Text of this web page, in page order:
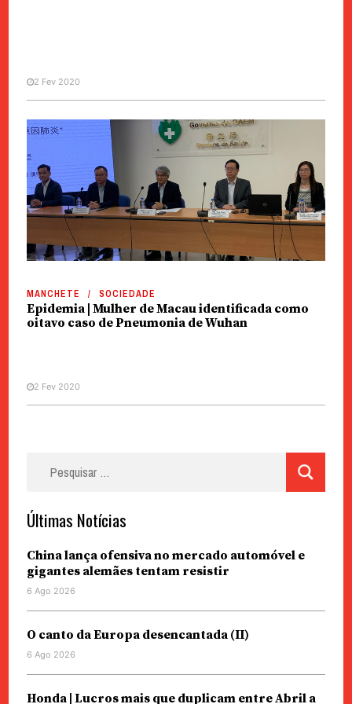
MANCHETE SOCIEDADE
Epidemia | Mulher de Macau
identificada como oitavo caso de
Pneumonia de Wuhan
2 Fev 2020
MANCHETE SOCIEDADE
Epidemia | Mulher de Macau identificada como
oitavo caso de Pneumonia de Wuhan
2 Fev 2020
Últimas Notícias
China lança ofensiva no mercado automóvel e
gigantes alemães tentam resistir
6 Ago 2026
O canto da Europa desencantada (II)
6 Ago 2026
Honda | Lucros mais que duplicam entre Abril a